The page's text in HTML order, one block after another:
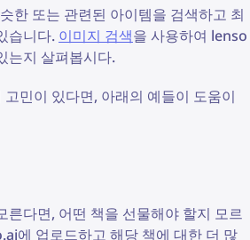
한 또는 관련된 아이템을 검색하고 최
습니다. 이미지 검색을 사용하여 lenso
는지 살펴봅시다.
민이 있다면, 아래의 예들이 도움이
른다면, 어떤 책을 선물해야 할지 모르
에 업로드하고 해당 책에 대한 더 많